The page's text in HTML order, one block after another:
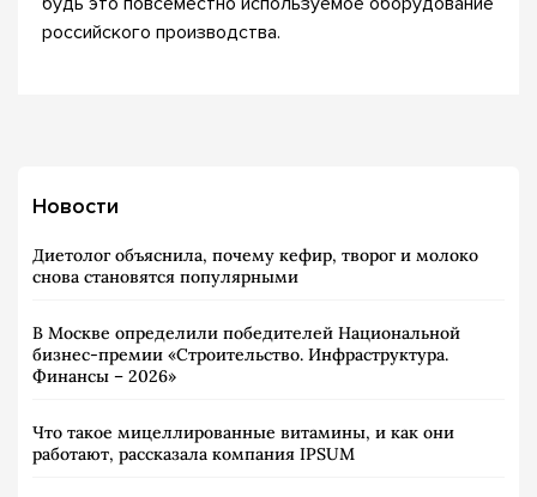
российского производства.
Новости
Диетолог объяснила, почему кефир, творог и молоко
снова становятся популярными
В Москве определили победителей Национальной
бизнес-премии «Строительство. Инфраструктура.
Финансы – 2026»
Что такое мицеллированные витамины, и как они
работают, рассказала компания IPSUM